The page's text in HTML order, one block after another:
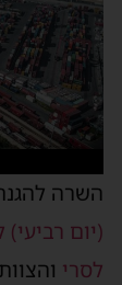
להגנת
רביעי)